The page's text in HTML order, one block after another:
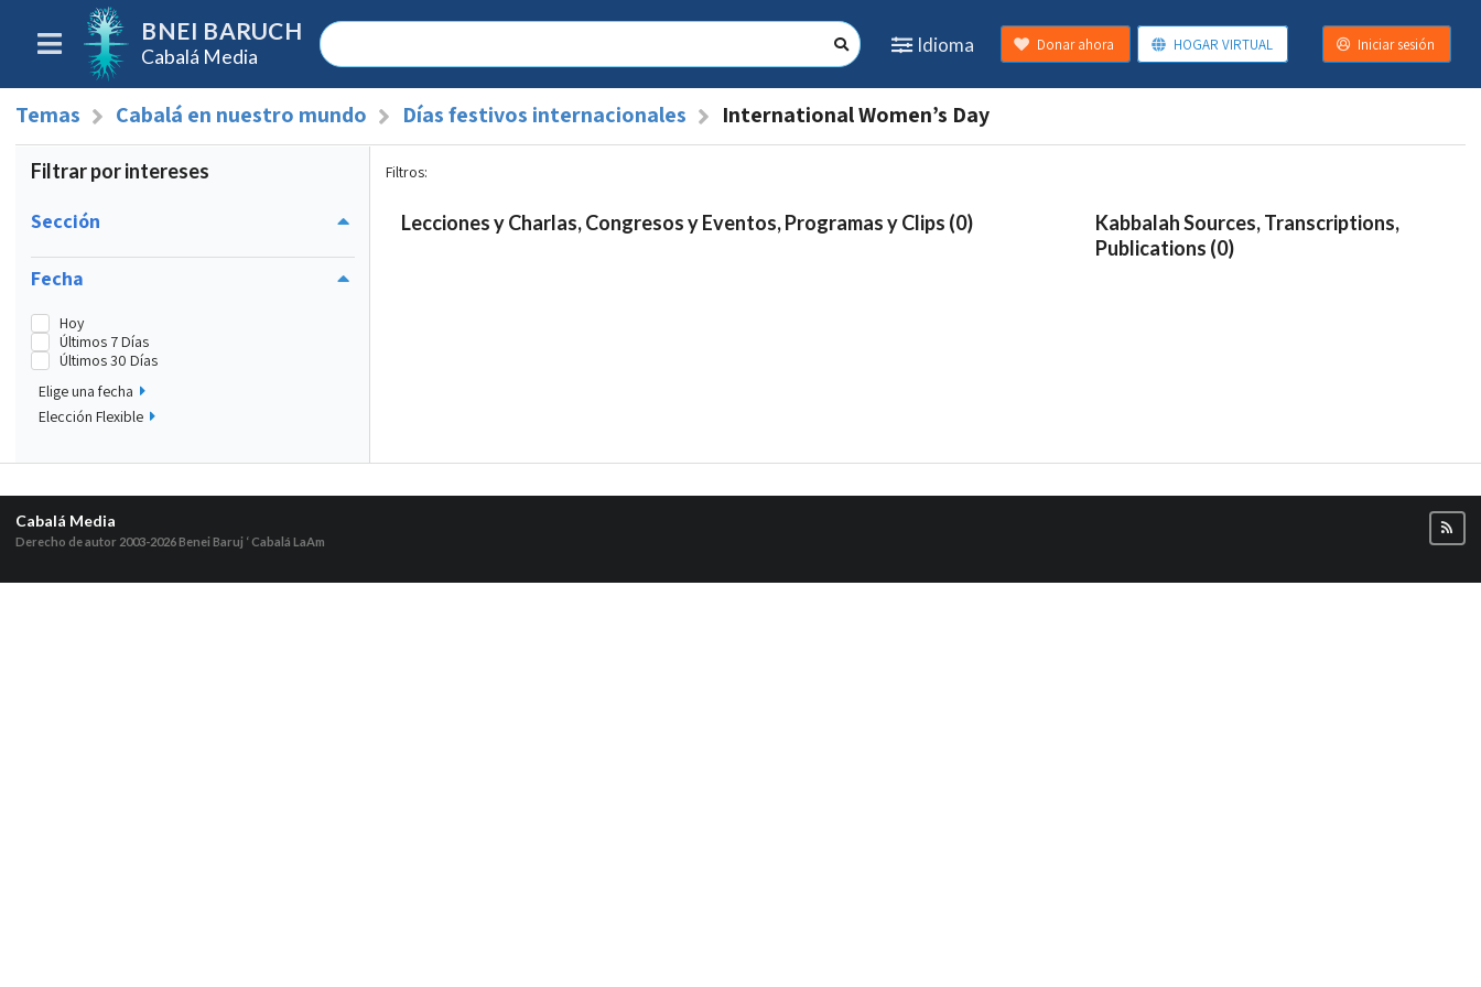
BNEI BARUCH
Cabalá Media
Idioma Donar ahora HOGAR VIRTUAL Iniciar sesión
Temas Cabalá en nuestro mundo Días festivos internacionales International Women’s Day
Filtrar por intereses
Sección
Fecha
Hoy
Últimos 7 Días
Últimos 30 Días
Elige una fecha
Elección Flexible
Filtros:
Lecciones y Charlas, Congresos y Eventos, Programas y Clips (0)
Kabbalah Sources, Transcriptions,
Publications (0)
Cabalá Media
Derecho de autor 2003-2026Benei Baruj ‘ Cabalá LaAm